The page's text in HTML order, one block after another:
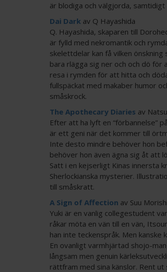
är blodiga och välgjorda,
Dai Dark av Q Hayashida
Q. Hayashida, skaparen till
är fylld med nekromantik och
skelettdelar kan få vilken
bara rlägga sig ner och och dö
resa i rymden för att hitta och
fullspäckat med makaber humor
småskrock.
The Apothecary Diaries av
Efter att ha lyft en “förbannelse”
är ett geni när det kommer till
Inte desto mindre behöver hon
behöver hon även ägna sig åt att
Satt i en kejserligt Kinas innersta
Sherlockianska mysterier.
till småskratt.
A Sign of Affection av Suu
Yuki är en vanlig collegestudent
råkar möta en vän till en vän,
han inte teckenspråk. Men kanske
En ovanligt varmhjärtad shojo-
långsam men genuin
rättfram med sina känslor. Rent